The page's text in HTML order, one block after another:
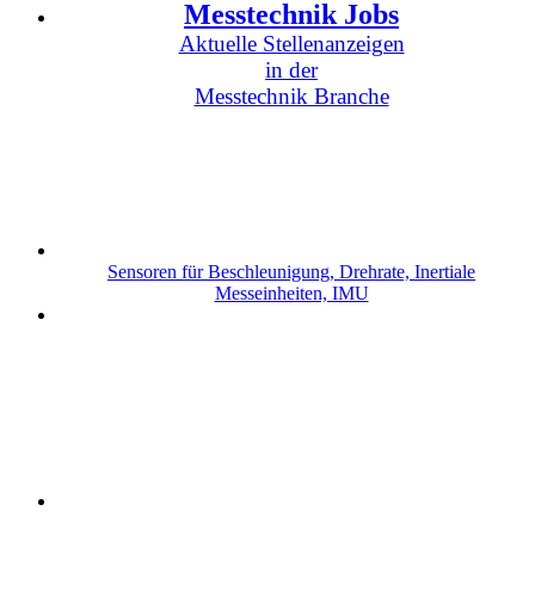
Messtechnik Jobs
Aktuelle Stellenanzeigen
in der
Messtechnik Branche
Sensoren für Beschleunigung, Drehrate, Inertiale
Messeinheiten, IMU